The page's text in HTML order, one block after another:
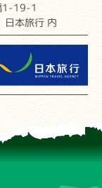
1-19-1
日本旅行 内